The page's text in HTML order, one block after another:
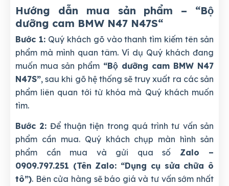
Hướng dẫn mua sản phẩm – “Bộ
dưỡng cam BMW N47 N47S“
Bước 1:Quý khách gõ vào thanh tìm kiếm tên sản
phẩm mà mình quan tâm. Ví dụ Quý khách đang
muốn mua sản phẩm “Bộ dưỡng cam BMW N47
N47S”, sau khi gõ hệ thống sẽ truy xuất ra các sản
phẩm liên quan tới từ khóa mà Quý khách muốn
tìm.
Bước 2: Để thuận tiện trong quá trình tư vấn sản
phẩm cần mua. Quý khách chụp màn hình sản
phẩm cần mua và gửi qua số Zalo –
0909.797.251 (Tên Zalo: “Dụng cụ sửa chữa ô
tô”). Bên cửa hàng sẽ báo giá và tư vấn sớm nhất